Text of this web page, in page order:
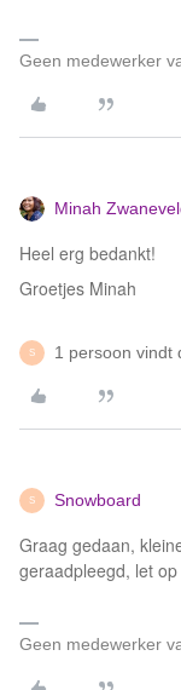
Geen medewerker
Minah
Heel erg bedankt!
Groetjes Minah
S 1 persoon vindt
S Snowboard
Graag gedaan,
geraadpleegd, let
Geen medewerker